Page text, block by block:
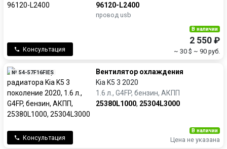
96120-L2400
провод usb
Консультация
В наличии
2 550 ₽
~ 30 $ ~ 90 руб.
№ 54-57F16FIES
Вентилятор охлаждения
Kia K5 3 2020
1.6 л., G4FP, бензин, АКПП
25380L1000, 25304L3000
Консультация
В наличии
Цена не указана